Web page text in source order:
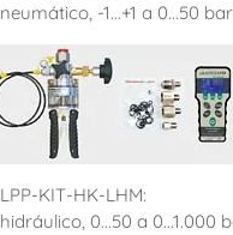
neumático, -1...+1 a 0...50 bar
LPP-KIT-HK-LHM:
hidráulico, 0...50 a 0...1.000